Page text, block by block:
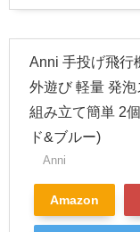
Anni 手投げ飛行
外遊び 軽量 発
組み立て簡単 2
ド&ブルー)
Anni
Amazon